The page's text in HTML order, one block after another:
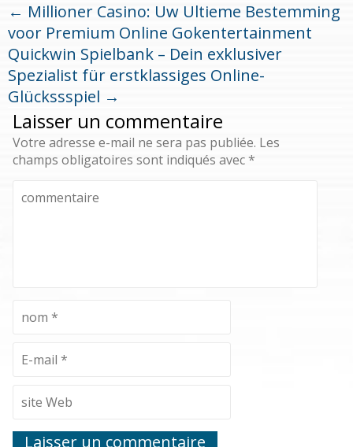
← Millioner Casino: Uw Ultieme Bestemming
voor Premium Online Gokentertainment
Quickwin Spielbank – Dein exklusiver
Spezialist für erstklassiges Online-
Glückssspiel →
Laisser un commentaire
Votre adresse e-mail ne sera pas publiée. Les
champs obligatoires sont indiqués avec*